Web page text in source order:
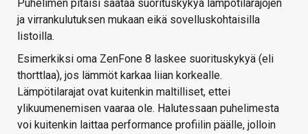
Puhelimen pitäisi säätää suorituskykyä lämpötilarajojen
ja virrankulutuksen mukaan eikä sovelluskohtaisilla
listoilla.
Esimerkiksi oma ZenFone 8 laskee suorituskykyä (eli
thorttlaa), jos lämmöt karkaa liian korkealle.
Lämpötilarajat ovat kuitenkin maltilliset, ettei
ylikuumenemisen vaaraa ole. Halutessaan puhelimesta
voi kuitenkin laittaa performance profiilin päälle, jolloin